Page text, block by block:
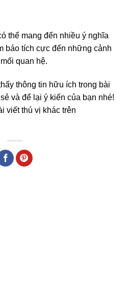
thể mang đến nhiều ý nghĩa
báo tích cực đến những cảnh
quan hệ.
thông tin hữu ích trong bài
và để lại ý kiến của bạn nhé!
viết thú vị khác trên